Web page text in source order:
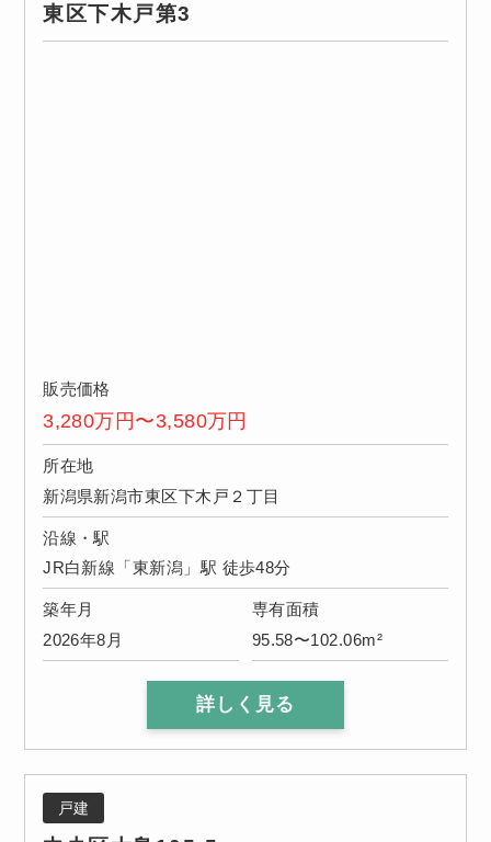
東区下木戸第3
販売価格
3,280万円〜3,580万円
所在地
新潟県新潟市東区下木戸２丁目
沿線・駅
JR白新線「東新潟」駅 徒歩48分
築年月
2026年8月
専有面積
95.58〜102.06m²
詳しく見る
戸建